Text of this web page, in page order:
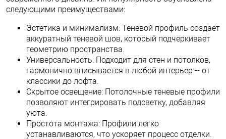
следующими преимуществами:
Эстетика и минимализм: Теневой профиль создает
аккуратный теневой шов, который подчеркивает
геометрию пространства.
Универсальность: Подходит для стен и потолков,
гармонично вписывается в любой интерьер -- от
классики до лофта.
Скрытое освещение: Потолочные теневые профили
позволяют интегрировать подсветку, добавляя
уюта.
Простота монтажа: Профили легко
устанавливаются, что ускоряет процесс отделки.